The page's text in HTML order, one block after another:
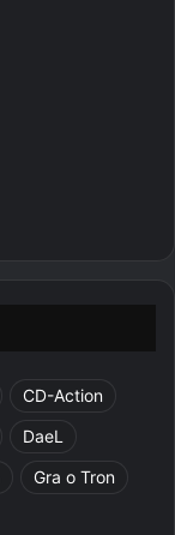
CD-Action
DaeL
Gra o Tron